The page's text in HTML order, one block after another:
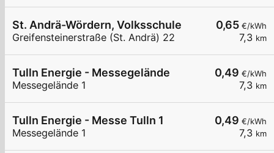
0,65 €/kWh
7,3 km
St. Andrä-Wördern, Volksschule
Greifensteinerstraße (St. Andrä) 22
0,49 €/kWh
7,3 km
Tulln Energie - Messegelände
Messegelände 1
0,49 €/kWh
7,3 km
Tulln Energie - Messe Tulln 1
Messegelände 1